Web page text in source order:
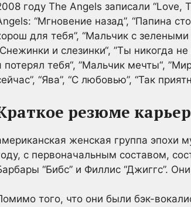
году The Angels записали
“Мгновение назад”, “Папина
для тебя”, “Мальчик с
и слезинки“, ”Ты никогда
потерял тебя“, ”Мальчик мечты“,
“Ява”, “С любовью”, “Так
резюме
женская группа эпохи
с первоначальным составом,
“Бибс” и Филлис “Джиггс”.
того, что они были бэк-